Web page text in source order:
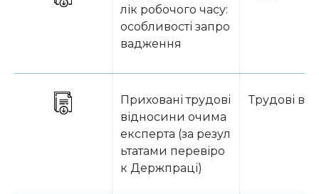
лік робочого часу:
особливості запро
вадження
Приховані трудові
відносини очима
експерта (за резул
ьтатами перевіро
к Держпраці)
Трудові